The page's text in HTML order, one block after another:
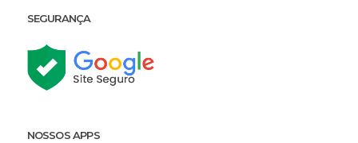
SEGURANÇA
NOSSOS APPS